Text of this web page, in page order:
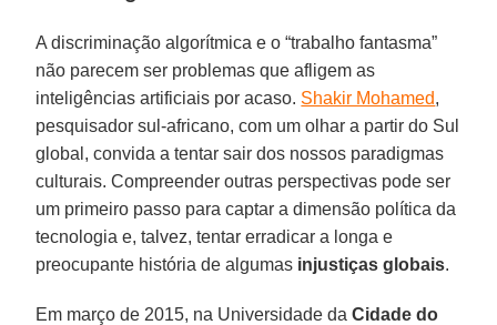
A discriminação algorítmica e o “trabalho fantasma”
não parecem ser problemas que afligem as
inteligências artificiais por acaso. Shakir Mohamed,
pesquisador sul-africano, com um olhar a partir do Sul
global, convida a tentar sair dos nossos paradigmas
culturais. Compreender outras perspectivas pode ser
um primeiro passo para captar a dimensão política da
tecnologia e, talvez, tentar erradicar a longa e
preocupante história de algumas injustiças globais.
Em março de 2015, na Universidade daCidade do